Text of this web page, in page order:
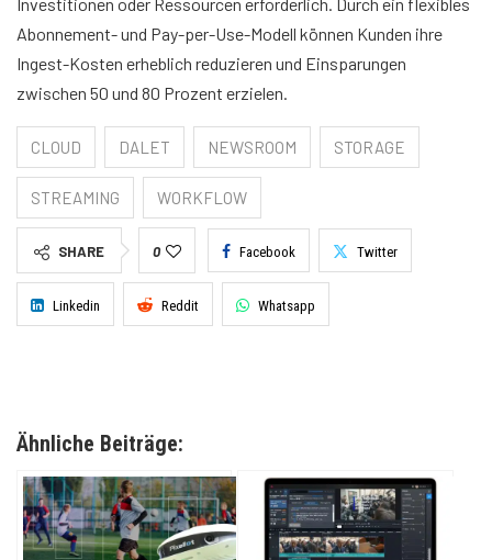
Abonnement- und Pay-per-Use-Modell können Kunden ihre
Ingest-Kosten erheblich reduzieren und Einsparungen
zwischen 50 und 80 Prozent erzielen.
CLOUD DALET NEWSROOM STORAGE
STREAMING WORKFLOW
SHARE 0 Facebook Twitter
Linkedin Reddit Whatsapp
Ähnliche Beiträge: